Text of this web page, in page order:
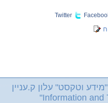
Twitter
וטקסט" עלון ק.עניין
Information and